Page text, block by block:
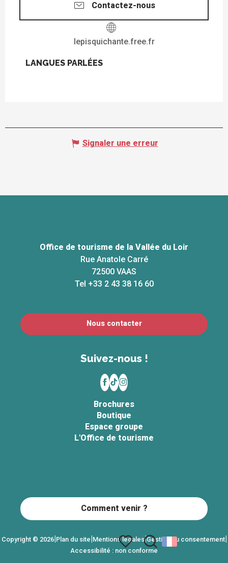
Contactez-nous
lepisquichante.free.fr
LANGUES PARLÉES
LANGUES PARLÉES
Signaler une erreur
Office de tourisme de la Vallée du Loir
Rue Anatole Carré
72500 VAAS
Tel +33 2 43 38 16 60
Nous contacter
Suivez-nous !
Brochures
Boutique
Espace groupe
L'Office de tourisme
Copyright © 2026|Plan du site|Mentions légales|Gestion du consentement|
Accessibilité : non conforme
Comment venir ?